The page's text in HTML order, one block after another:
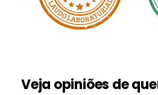
Veja opiniões de